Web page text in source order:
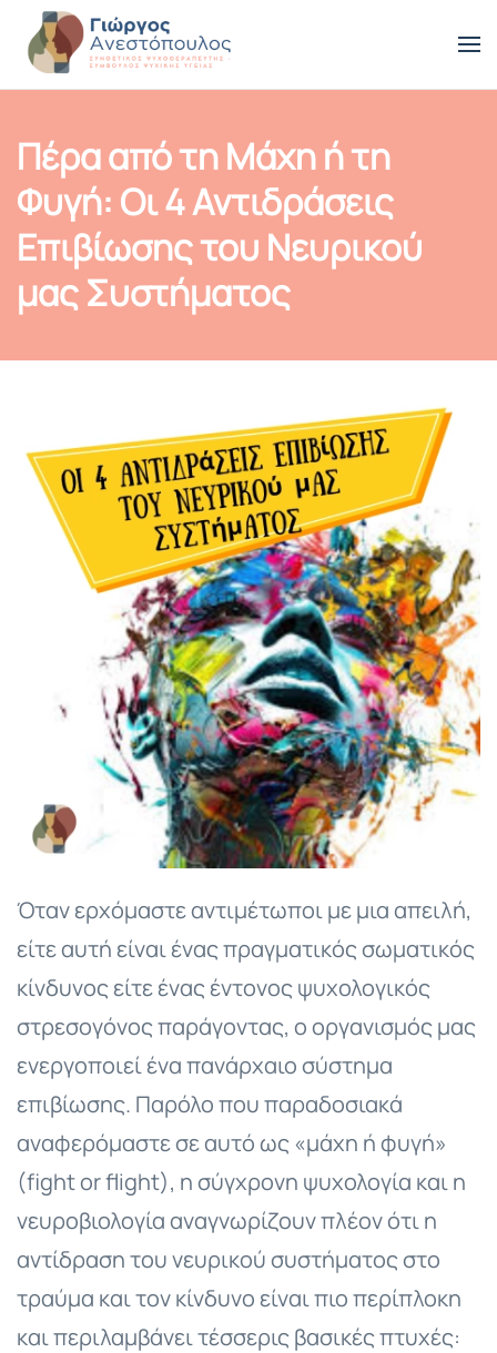
Skip to main content
Πέρα από τη Μάχη ή τη
Φυγή: Οι 4 Αντιδράσεις
Επιβίωσης του Νευρικού
μας Συστήματος
Όταν ερχόμαστε αντιμέτωποι με μια απειλή,
είτε αυτή είναι ένας πραγματικός σωματικός
κίνδυνος είτε ένας έντονος ψυχολογικός
στρεσογόνος παράγοντας, ο οργανισμός μας
ενεργοποιεί ένα πανάρχαιο σύστημα
επιβίωσης. Παρόλο που παραδοσιακά
αναφερόμαστε σε αυτό ως «μάχη ή φυγή»
(fight or flight), η σύγχρονη ψυχολογία και η
νευροβιολογία αναγνωρίζουν πλέον ότι η
αντίδραση του νευρικού συστήματος στο
τραύμα και τον κίνδυνο είναι πιο περίπλοκη
και περιλαμβάνει τέσσερις βασικές πτυχές: